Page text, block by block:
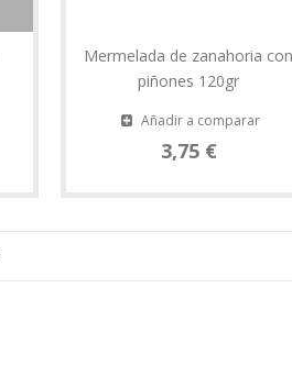
Mermelada de zanahoria con
piñones 120gr
Añadir a comparar
3,75 €